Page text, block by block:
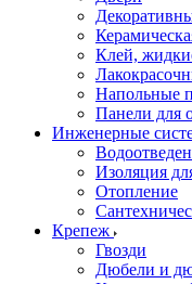
Клей,
Напольные
Панели для
Инженерные
Изоляция
Отопление
Крепеж
Гвозди
Дюбели и